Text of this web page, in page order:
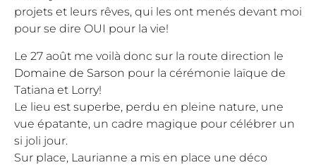
projets et leurs rêves, qui les ont menés devant moi
pour se dire OUI pour la vie!
Le 27 août me voilà donc sur la route direction le
Domaine de Sarson pour la cérémonie laïque de
Tatiana et Lorry!
Le lieu est superbe, perdu en pleine nature, une
vue épatante, un cadre magique pour célébrer un
si joli jour.
Sur place, Laurianne a mis en place une déco